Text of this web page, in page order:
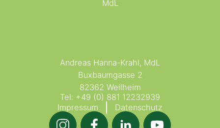
Andreas Hanna-Krahl, MdL
Buxbaumgasse 2
82362 Weilheim
Tel: +49 (0) 881 12232939
Impressum
Datenschutz